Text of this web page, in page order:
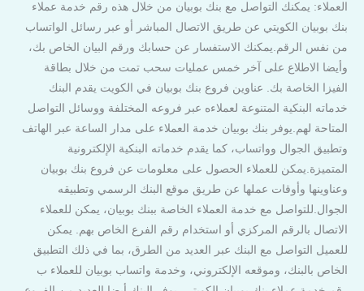
العملاء: يمكنك التواصل مع بنك بوبيان من خلال هذه رقم خدمة عملاء
بنك بوبيان الكويتي عن طريق الاتصال المباشر أو عبر رسائل الواتساب
من نفس الرقم.يمكنك الاستفسار عن حسابك ورقم البيان الخاص بك،
وأيضا الاطلاع على آخر خمس عمليات سحب تمت من خلال بطاقة
الفيزا الخاصة بك. عناوين فروع بنك بوبيان في الكويت يقدم البنك
خدماته البنكية المتنوعة لعملاءه عبر فروعه المختلفة ووسائل التواصل
المتاحة لهم.يوفر بنك بوبيان خدمة العملاء على مدار الساعة عبر الهاتف
وتطبيق الجوال وواتساب، كما يقدم خدماته البنكية الإلكترونية
المتميزة.يمكن للعملاء الحصول على معلومات عن فروع بنك بوبيان
وعناوينها وأوقات عملها عن طريق موقع البنك الرسمي وتطبيقه
الجوال.للتواصل مع خدمة العملاء الخاصة ببنك بوبيان، يمكن للعملاء
الاتصال بالرقم المركزي أو استخدام رقم الفرع الخاص بهم. يمكن
للعميل التواصل مع البنك عبر العديد من الطرق، بما في ذلك التطبيق
الخاص بالبنك، وموقعه الإلكتروني، وخدمة واتساب بوبيان للعملاء ب